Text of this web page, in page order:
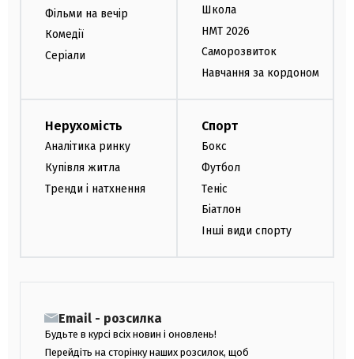
Фільми на вечір
Комедії
Серіали
Школа
НМТ 2026
Саморозвиток
Навчання за кордоном
Нерухомість
Аналітика ринку
Купівля житла
Тренди і натхнення
Спорт
Бокс
Футбол
Теніс
Біатлон
Інші види спорту
Email - розсилка
Будьте в курсі всіх новин і оновлень!
Перейдіть на сторінку наших розсилок, щоб